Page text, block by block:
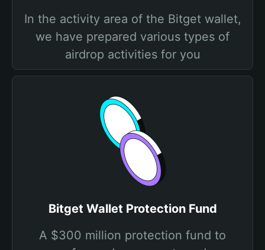
In the activity area of the Bitget wallet,
we have prepared various types of
airdrop activities for you
Bitget Wallet Protection Fund
A $300 million protection fund to